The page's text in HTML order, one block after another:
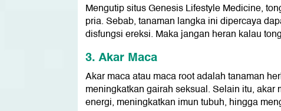
Mengutip situs Genesis Lifestyle Medicine,
pria. Sebab, tanaman langka ini dipercaya
disfungsi ereksi. Maka jangan heran kalau
3. Akar Maca
Akar maca atau maca root adalah tanaman
meningkatkan gairah seksual. Selain itu,
energi, meningkatkan imun tubuh, hingga